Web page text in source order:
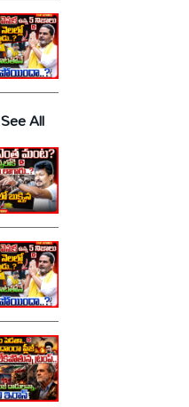
See All